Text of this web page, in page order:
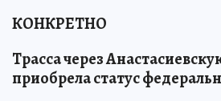
КОНКРЕТНО
Трасса через
приобрела статус